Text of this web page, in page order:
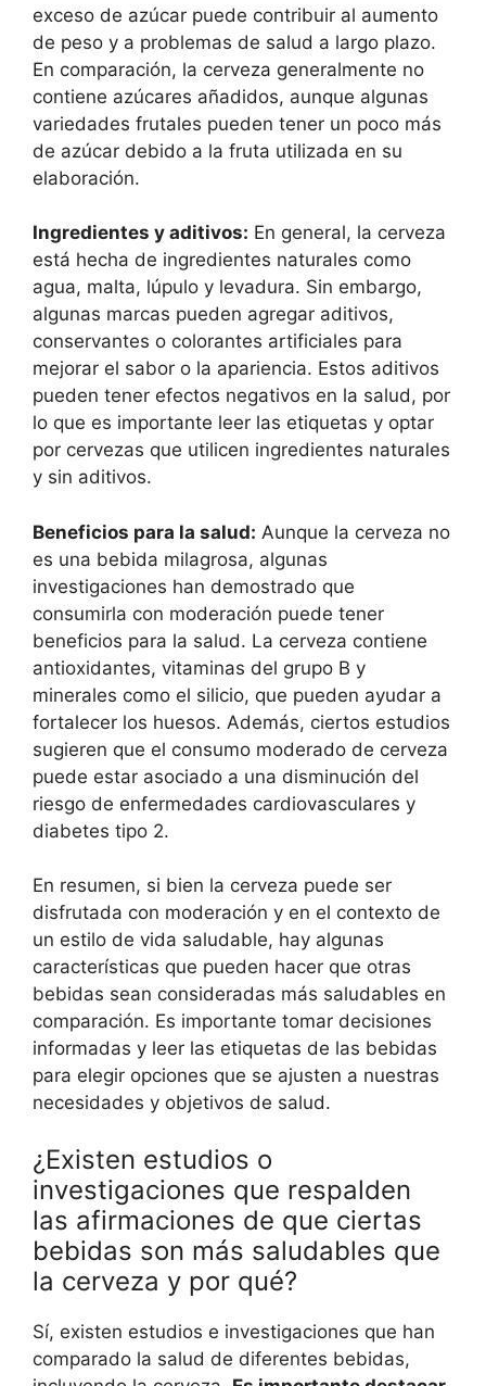
exceso de azúcar puede contribuir al aumento
de peso y a problemas de salud a largo plazo.
En comparación, la cerveza generalmente no
contiene azúcares añadidos, aunque algunas
variedades frutales pueden tener un poco más
de azúcar debido a la fruta utilizada en su
elaboración.
Ingredientes y aditivos: En general, la cerveza
está hecha de ingredientes naturales como
agua, malta, lúpulo y levadura. Sin embargo,
algunas marcas pueden agregar aditivos,
conservantes o colorantes artificiales para
mejorar el sabor o la apariencia. Estos aditivos
pueden tener efectos negativos en la salud, por
lo que es importante leer las etiquetas y optar
por cervezas que utilicen ingredientes naturales
y sin aditivos.
Beneficios para la salud: Aunque la cerveza no
es una bebida milagrosa, algunas
investigaciones han demostrado que
consumirla con moderación puede tener
beneficios para la salud. La cerveza contiene
antioxidantes, vitaminas del grupo B y
minerales como el silicio, que pueden ayudar a
fortalecer los huesos. Además, ciertos estudios
sugieren que el consumo moderado de cerveza
puede estar asociado a una disminución del
riesgo de enfermedades cardiovasculares y
diabetes tipo 2.
En resumen, si bien la cerveza puede ser
disfrutada con moderación y en el contexto de
un estilo de vida saludable, hay algunas
características que pueden hacer que otras
bebidas sean consideradas más saludables en
comparación. Es importante tomar decisiones
informadas y leer las etiquetas de las bebidas
para elegir opciones que se ajusten a nuestras
necesidades y objetivos de salud.
¿Existen estudios o
investigaciones que respalden
las afirmaciones de que ciertas
bebidas son más saludables que
la cerveza y por qué?
Sí, existen estudios e investigaciones que han
comparado la salud de diferentes bebidas,